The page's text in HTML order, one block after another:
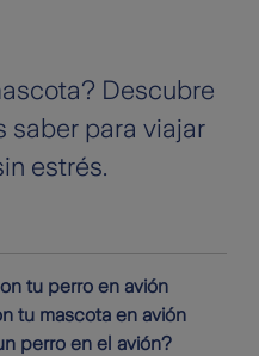
Descubre
saber para viajar
estrés.
tu perro en avión
tu mascota en avión
perro en el avión?